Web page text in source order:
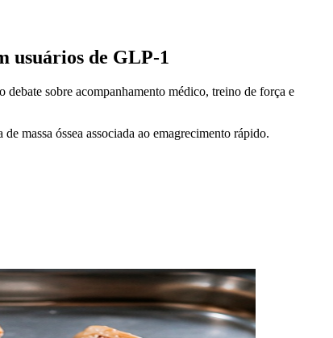
usuários de GLP-1
sobre acompanhamento médico, treino de força e
massa óssea associada ao emagrecimento rápido.